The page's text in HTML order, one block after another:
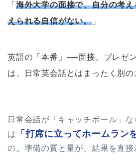
「 海外大学の面接で、自分の考
えられる自信がない。 」
英語の「本番」──面接、プレゼ
は、日常英会話とはまったく別の
日常会話が「キャッチボール」
は
「打席に立ってホームラン
の。準備の質と量が、結果を直接